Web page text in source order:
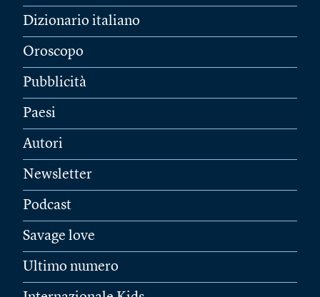
Dizionario italiano
Oroscopo
Pubblicità
Paesi
Autori
Newsletter
Podcast
Savage love
Ultimo numero